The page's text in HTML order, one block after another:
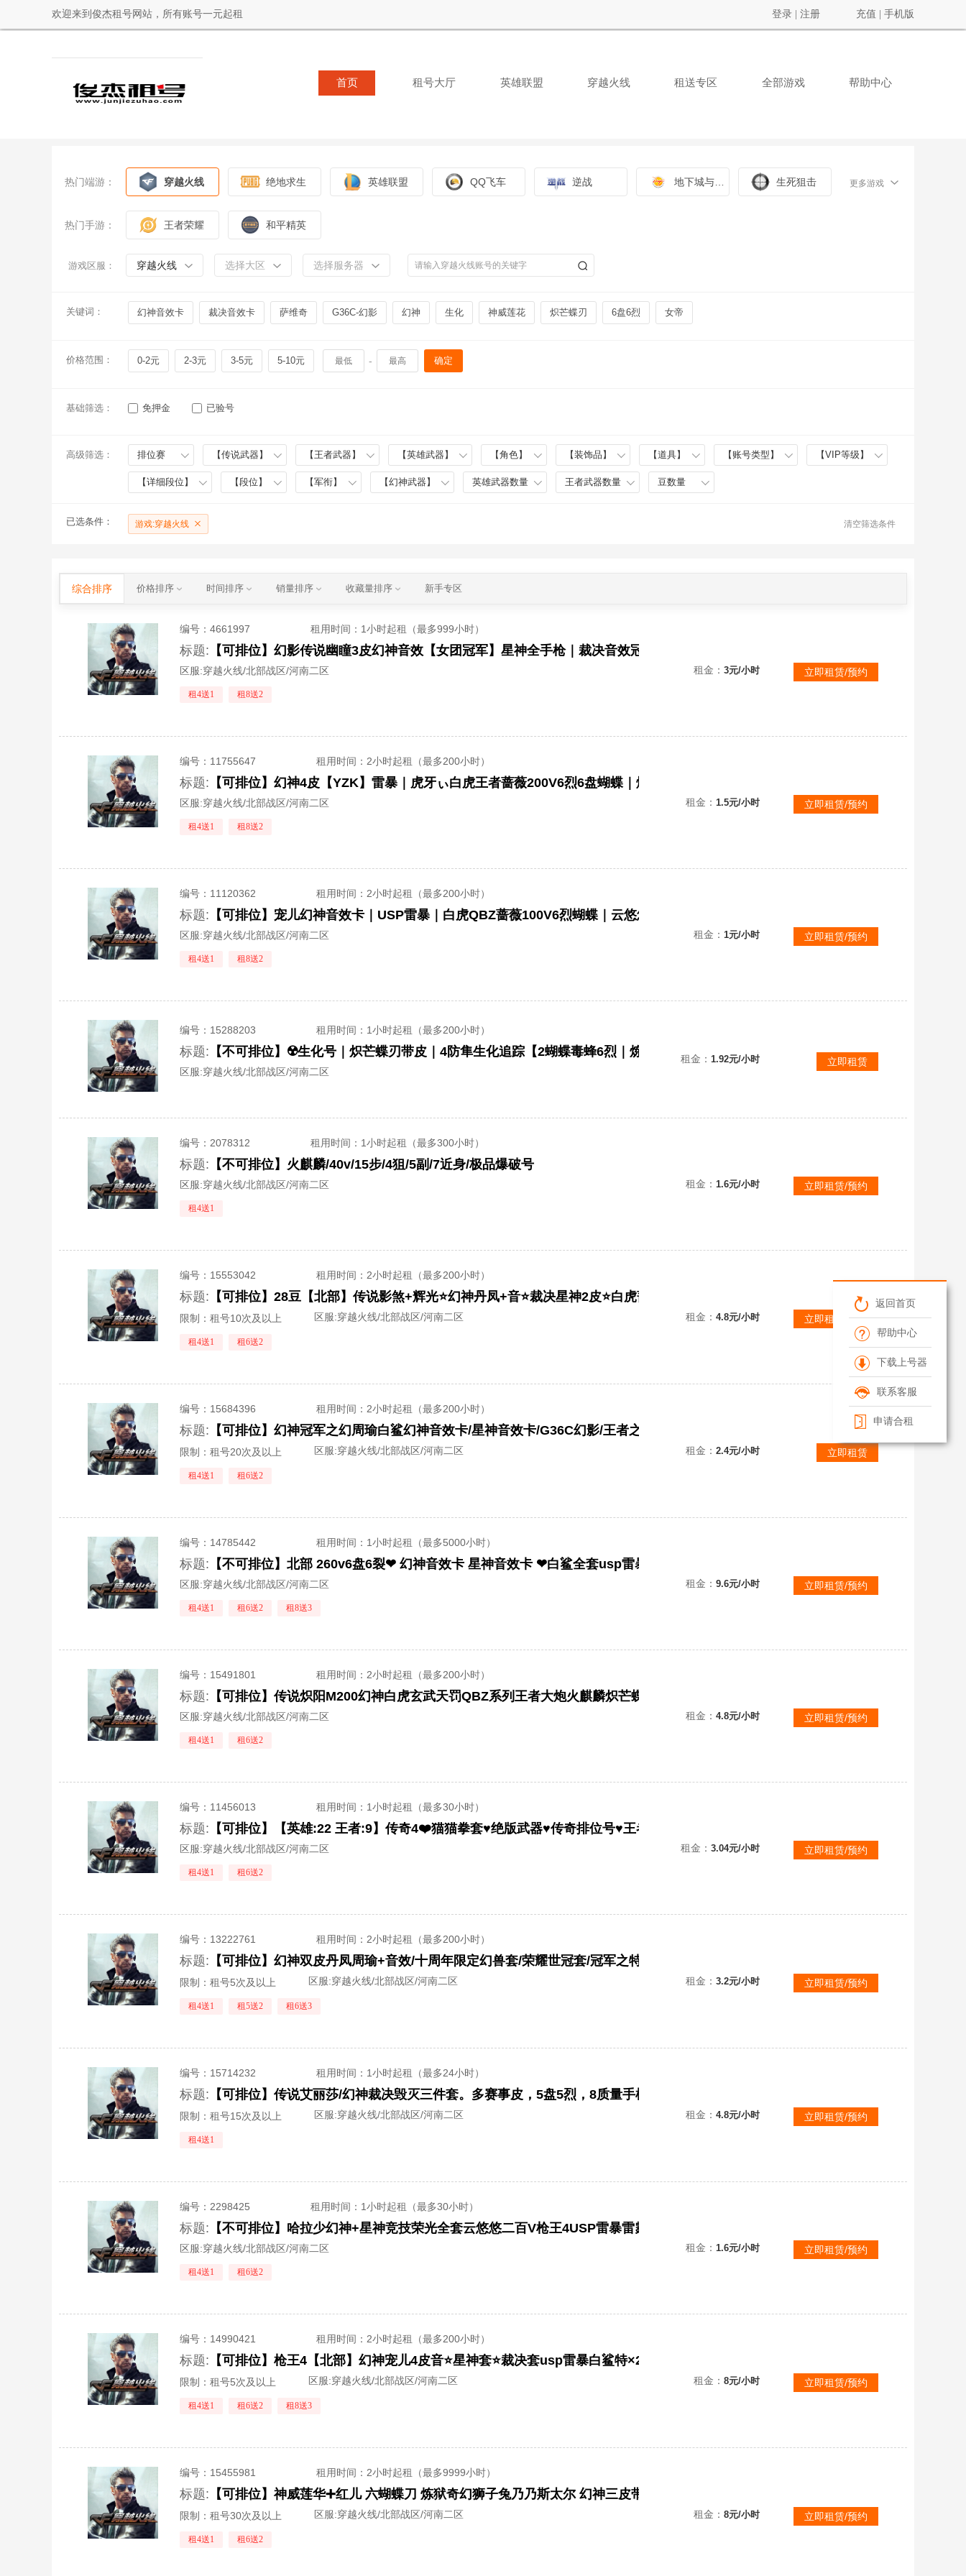
欢迎来到俊杰租号网站，所有账号一元起租 登录 注册 充值 手机版
首页 租号大厅 英雄联盟 穿越火线 租送专区 全部游戏 帮助中心
返回首页
帮助中心
下载上号器
联系客服
申请合租
热门端游： 穿越火线 绝地求生 英雄联盟 QQ飞车 逆战 生死狙击 更多游戏
热门手游： 王者荣耀 和平精英
游戏区服： 穿越火线 选择大区 选择服务器
关键词： 幻神音效卡 裁决音效卡 萨维奇 G36C-幻影 幻神 生化 神威莲花 炽芒蝶刃 6盘6烈 女帝
价格范围： 0-2元 2-3元 3-5元 5-10元 - 确定
基础筛选： 免押金 已验号
高级筛选： 排位赛 【传说武器】 【王者武器】 【英雄武器】 【角色】 【装饰品】 【道具】 【账号类型】 【VIP等级】
【详细段位】 【段位】 【军衔】 【幻神武器】 英雄武器数量 王者武器数量 豆数量
已选条件： 游戏:穿越火线 清空筛选条件
综合排序 价格排序 时间排序 销量排序 收藏量排序 新手专区
编号：4661997 租用时间 ：1小时起租（最多999小时）
标题:
区服:穿越火线/北部战区/河南二区
租4送1 租8送2
租金： 3元/小时 立即租赁/预约
编号： 11755647 租用时间 ：2小时起租（最多200小时）
标题: 【可排位】幻神4皮【YZK】雷暴｜虎牙ぃ白虎王者蔷薇200V6烈6盘蝴蝶｜爆破四防
区服:穿越火线/北部战区/河南二区
租4送1 租8送2
租金： 1.5元/小时 立即租赁/预约
编号： 11120362 租用时间 ：2小时起租（最多200小时）
标题: 【可排位】宠儿幻神音效卡｜USP雷暴｜白虎QBZ蔷薇100V6烈蝴蝶｜云悠悠爆破四防
区服:穿越火线/北部战区/河南二区
租4送1 租8送2
租金： 1元/小时 立即租赁/预约
编号： 15288203 租用时间 ：1小时起租（最多200小时）
标题: 【不可排位】☢️生化号｜炽芒蝶刃带皮｜4防隼生化追踪【2蝴蝶毒蜂6烈｜炼狱6盘｜双面神幻神带皮｜猎手全皮全道具】
区服:穿越火线/北部战区/河南二区
租金： 1.92元/小时 立即租赁
编号： 2078312 租用时间 ：1小时起租（最多300小时）
标题: 【不可排位】火麒麟/40v/15步/4狙/5副/7近身/极品爆破号
区服:穿越火线/北部战区/河南二区
租4送1
租金： 1.6元/小时 立即租赁/预约
编号： 15553042 租用时间 ：2小时起租（最多200小时）
标题:
限制：租号10次及以上 区服:穿越火线/北部战区/河南二区
租4送1 租6送2
租金： 4.8元/小时 立即租赁/预约
编号： 15684396 租用时间 ：2小时起租（最多200小时）
标题:
限制：租号20次及以上 区服:穿越火线/北部战区/河南二区
租4送1 租6送2
租金： 2.4元/小时 立即租赁
编号： 14785442 租用时间 ：1小时起租（最多5000小时）
标题:
区服:穿越火线/北部战区/河南二区
租4送1 租6送2 租8送3
租金： 9.6元/小时 立即租赁/预约
编号： 15491801 租用时间 ：2小时起租（最多200小时）
标题: 【可排位】传说炽阳M200幻神白虎玄武天罚QBZ系列王者大炮火麒麟炽芒蝶刃
区服:穿越火线/北部战区/河南二区
租4送1 租6送2
租金： 4.8元/小时 立即租赁/预约
编号： 11456013 租用时间 ：1小时起租（最多30小时）
标题:
区服:穿越火线/北部战区/河南二区
租4送1 租6送2
租金： 3.04元/小时 立即租赁/预约
编号： 13222761 租用时间 ：2小时起租（最多200小时）
标题:
限制：租号5次及以上 区服:穿越火线/北部战区/河南二区
租4送1 租5送2 租6送3
租金： 3.2元/小时 立即租赁/预约
编号： 15714232 租用时间 ：1小时起租（最多24小时）
标题:
限制：租号15次及以上 区服:穿越火线/北部战区/河南二区
租4送1
租金： 4.8元/小时 立即租赁/预约
编号： 2298425 租用时间 ：1小时起租（最多30小时）
标题:
区服:穿越火线/北部战区/河南二区
租4送1 租6送2
租金： 1.6元/小时 立即租赁/预约
编号： 14990421 租用时间 ：2小时起租（最多200小时）
标题:
限制：租号5次及以上 区服:穿越火线/北部战区/河南二区
租4送1 租6送2 租8送3
租金： 8元/小时 立即租赁/预约
编号： 15455981 租用时间 ：2小时起租（最多9999小时）
标题:
限制：租号30次及以上 区服:穿越火线/北部战区/河南二区
租4送1 租6送2
租金： 8元/小时 立即租赁/预约